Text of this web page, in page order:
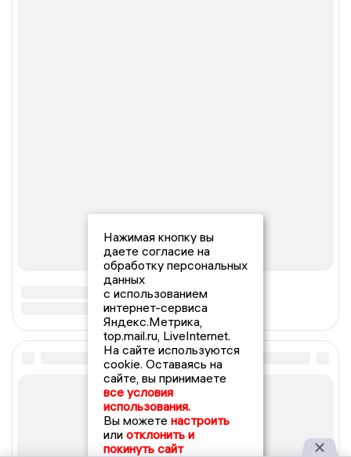
Нажимая кнопку вы
даете согласие на
обработку персональных
данных
с использованием
интернет-сервиса
Яндекс.Метрика,
top.mail.ru, LiveInternet.
На сайте используются
cookie. Оставаясь на
сайте, вы принимаете
все условия
использования.
Вы можете настроить
или отклонить и
покинуть сайт